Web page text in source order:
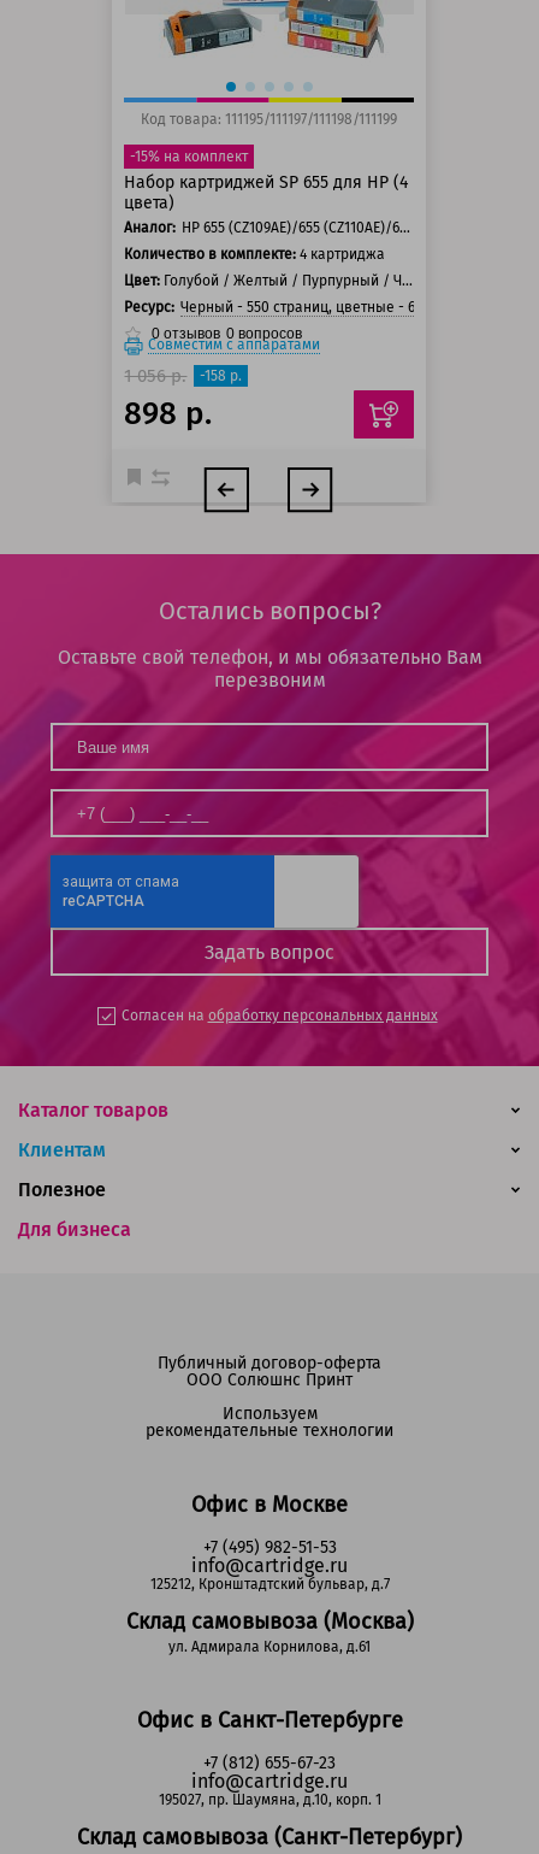
Код товара: 111195/111197/111198/111199
-15% на комплект
Набор картриджей SP 655 для HP (4
цвета)
Аналог:
HP 655 (CZ109AE)/655 (CZ110AE)/655 (CZ111AE)/655 (CZ112AE)
Количество в комплекте: 4 картриджа
Цвет: Голубой / Желтый / Пурпурный / Черный
Ресурс: Черный - 550 страниц, цветные - 600 страниц
0 отзывов 0 вопросов
Совместим с аппаратами
1 056 р. -158 р.
898 р.
Остались вопросы?
Оставьте свой телефон, и мы обязательно Вам
перезвоним
Согласен на обработку персональных данных
Каталог товаров
Клиентам
Для бизнеса
Полезное
Офис в Москве
+7 (495) 982-51-53
info@cartridge.ru
125212, Кронштадтский бульвар, д.7
Склад самовывоза (Москва)
ул. Адмирала Корнилова, д.61
Офис в Санкт-Петербурге
+7 (812) 655-67-23
info@cartridge.ru
195027, пр. Шаумяна, д.10, корп. 1
Склад самовывоза (Санкт-Петербург)
Публичный договор-оферта
ООО Солюшнс Принт
Используем
рекомендательные технологии